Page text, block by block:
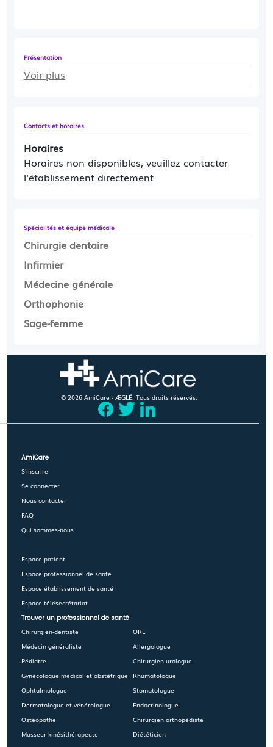
Présentation
Voir plus
Contacts et horaires
Horaires
Horaires non disponibles, veuillez contacter
l'établissement directement
Spécialités et équipe médicale
Chirurgie dentaire
Infirmier
Médecine générale
Orthophonie
Sage-femme
© 2026 AmiCare - ÆGLÉ. Tous droits réservés.
AmiCare
S'inscrire
Se connecter
Nous contacter
FAQ
Qui sommes-nous
Espace patient
Espace professionnel de santé
Espace établissement de santé
Espace télésecrétariat
Trouver un professionnel de santé
Chirurgien-dentiste
Médecin généraliste
Pédiatre
Gynécologue médical et obstétrique
Ophtalmologue
Dermatologue et vénérologue
Ostéopathe
Masseur-kinésithérapeute
ORL
Allergologue
Chirurgien urologue
Rhumatologue
Stomatologue
Endocrinologue
Chirurgien orthopédiste
Diététicien